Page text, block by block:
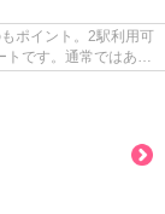
ポイント。2駅利用可
トです。通常ではあり